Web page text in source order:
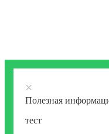
×
Полезная
тест